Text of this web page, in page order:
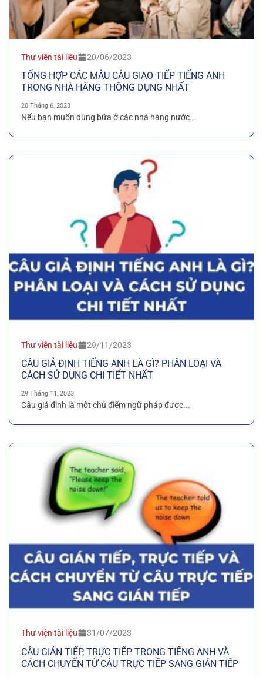
Thư viện tài liệu 20/06/2023
TỔNG HỢP CÁC MẪU CÂU GIAO TIẾP TIẾNG ANH
TRONG NHÀ HÀNG THÔNG DỤNG NHẤT
20 Tháng 6, 2023
Nếu bạn muốn dùng bữa ở các nhà hàng nước...
Thư viện tài liệu 29/11/2023
CÂU GIẢ ĐỊNH TIẾNG ANH LÀ GÌ? PHÂN LOẠI VÀ
CÁCH SỬ DỤNG CHI TIẾT NHẤT
29 Tháng 11, 2023
Câu giả định là một chủ điểm ngữ pháp được...
Thư viện tài liệu 31/07/2023
CÂU GIÁN TIẾP, TRỰC TIẾP TRONG TIẾNG ANH VÀ
CÁCH CHUYỂN TỪ CÂU TRỰC TIẾP SANG GIÁN TIẾP